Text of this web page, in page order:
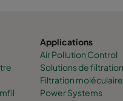
Applications
Air Pollution Control
Solutions de filtration
Filtration moléculaire
Power Systems